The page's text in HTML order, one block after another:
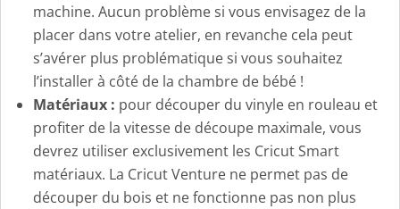
machine. Aucun problème si vous envisagez de la
placer dans votre atelier, en revanche cela peut
s’avérer plus problématique si vous souhaitez
l’installer à côté de la chambre de bébé !
Matériaux : pour découper du vinyle en rouleau et
profiter de la vitesse de découpe maximale, vous
devrez utiliser exclusivement les Cricut Smart
matériaux. La Cricut Venture ne permet pas de
découper du bois et ne fonctionne pas non plus